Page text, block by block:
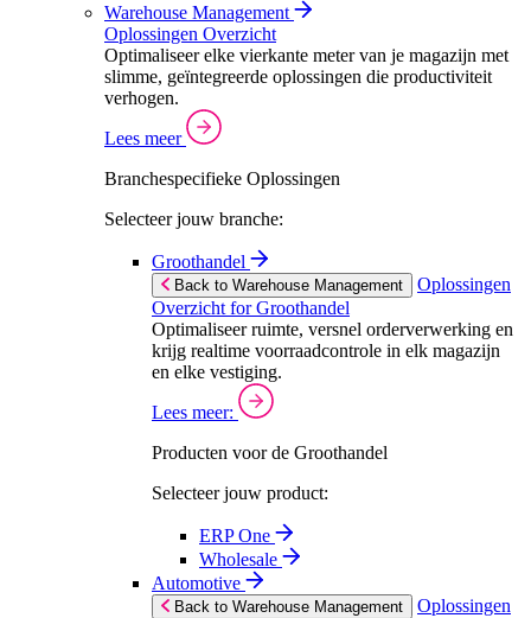
Warehouse Management
Oplossingen Overzicht
Optimaliseer elke vierkante meter van je magazijn met
slimme, geïntegreerde oplossingen die productiviteit
verhogen.
Lees meer
Branchespecifieke Oplossingen
Selecteer jouw branche:
Groothandel
Back to Warehouse Management
Oplossingen
Overzicht for Groothandel
Optimaliseer ruimte, versnel orderverwerking en
krijg realtime voorraadcontrole in elk magazijn
en elke vestiging.
Lees meer:
Producten voor de Groothandel
Selecteer jouw product:
ERP One
Wholesale
Automotive
Back to Warehouse Management
Oplossingen